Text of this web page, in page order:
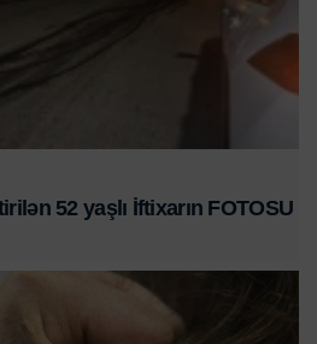
52 yaşlı İftixarın FOTOSU